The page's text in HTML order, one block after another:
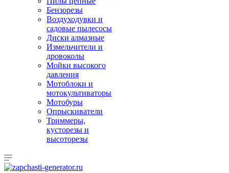
Бензорезы
Воздуходувки и
садовые пылесосы
Диски алмазные
Измельчители и
дровоколы
Мойки высокого
давления
Мотоблоки и
мотокультиваторы
Мотобуры
Опрыскиватели
Триммеры,
кусторезы и
высоторезы